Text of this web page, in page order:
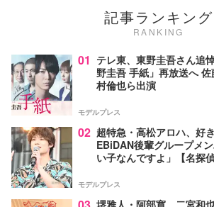
記事ランキング
RANKING
01 テレ東、東野圭吾さん追
野圭吾 手紙」再放送へ
村倫也ら出演
モデルプレス
02 超特急・高松アロハ、好
EBiDAN後輩グループメ
い子なんですよ」【名探
モデルプレス
堺雅人・阿部寛、二宮和